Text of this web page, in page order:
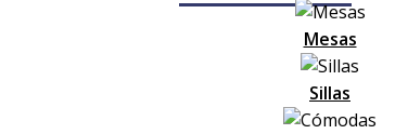
Mesas
Sillas